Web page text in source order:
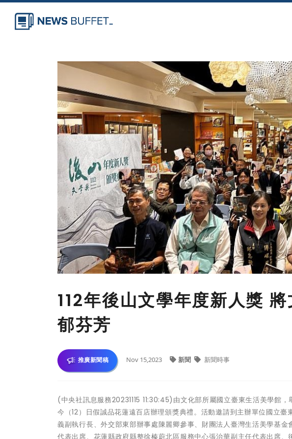
112年後山文學年度新人獎
郁芬芳
推廣新聞稿 Nov 15,2023 新聞 新聞時事
(中央社訊息服務20231115 11:30:45)由文化部所屬國立臺東生活美學館
今（12）日假誠品花蓮遠百店辦理頒獎典禮。活動邀請到主辦單位國立
義副執行長、外交部東部辦事處陳麗卿參事、財團法人臺灣生活美學基
代表出席、花蓮縣政府縣整徐榛蔚北區服務中心張治華副主任代表出席、